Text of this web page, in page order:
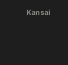
Kansai